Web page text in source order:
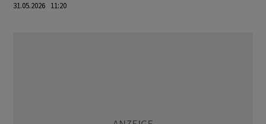
31.05.2026 11:20